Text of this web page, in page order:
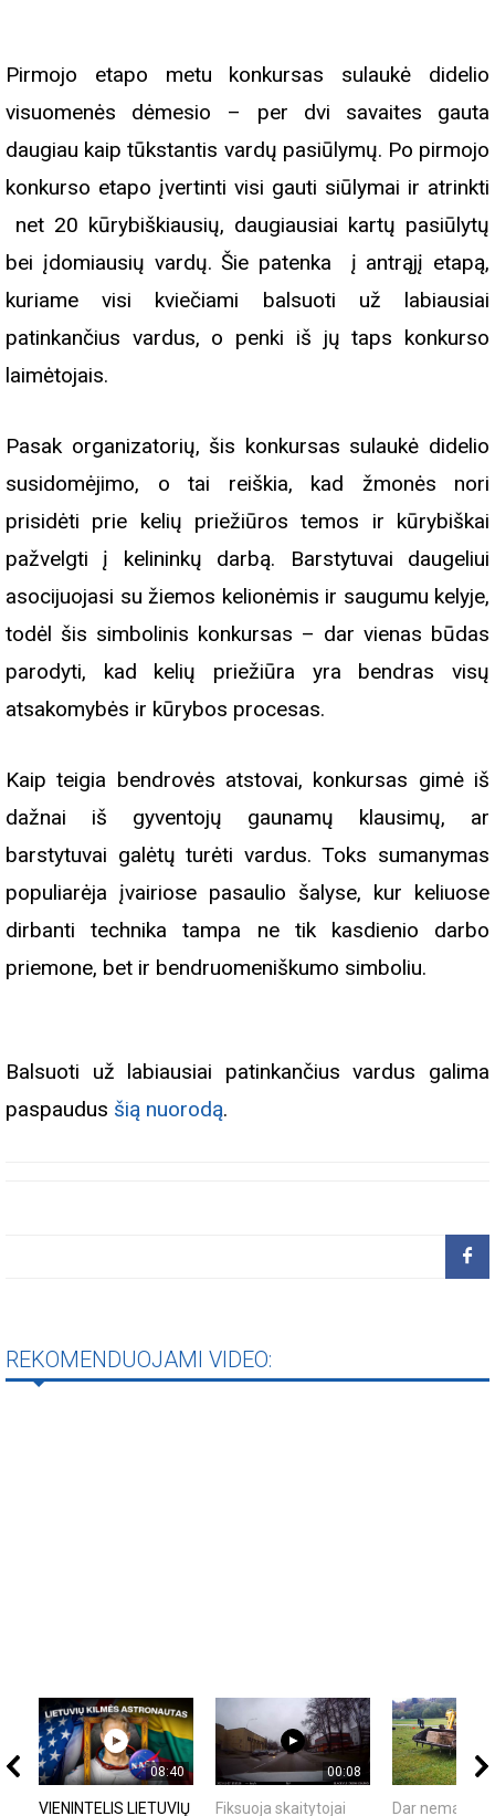
Pirmojo etapo metu konkursas sulaukė didelio
visuomenės dėmesio – per dvi savaites gauta
daugiau kaip tūkstantis vardų pasiūlymų. Po pirmojo
konkurso etapo įvertinti visi gauti siūlymai ir atrinkti
net 20 kūrybiškiausių, daugiausiai kartų pasiūlytų
bei įdomiausių vardų. Šie patenka į antrąjį etapą,
kuriame visi kviečiami balsuoti už labiausiai
patinkančius vardus, o penki iš jų taps konkurso
laimėtojais.
Pasak organizatorių, šis konkursas sulaukė didelio
susidomėjimo, o tai reiškia, kad žmonės nori
prisidėti prie kelių priežiūros temos ir kūrybiškai
pažvelgti į kelininkų darbą. Barstytuvai daugeliui
asocijuojasi su žiemos kelionėmis ir saugumu kelyje,
todėl šis simbolinis konkursas – dar vienas būdas
parodyti, kad kelių priežiūra yra bendras visų
atsakomybės ir kūrybos procesas.
Kaip teigia bendrovės atstovai, konkursas gimė iš
dažnai iš gyventojų gaunamų klausimų, ar
barstytuvai galėtų turėti vardus. Toks sumanymas
populiarėja įvairiose pasaulio šalyse, kur keliuose
dirbanti technika tampa ne tik kasdienio darbo
priemone, bet ir bendruomeniškumo simboliu.
Balsuoti už labiausiai patinkančius vardus galima
paspaudus šią nuorodą.
REKOMENDUOJAMI VIDEO:
08:40
VIENINTELIS LIETUVIŲ
00:08
Fiksuoja skaitytojai Dar